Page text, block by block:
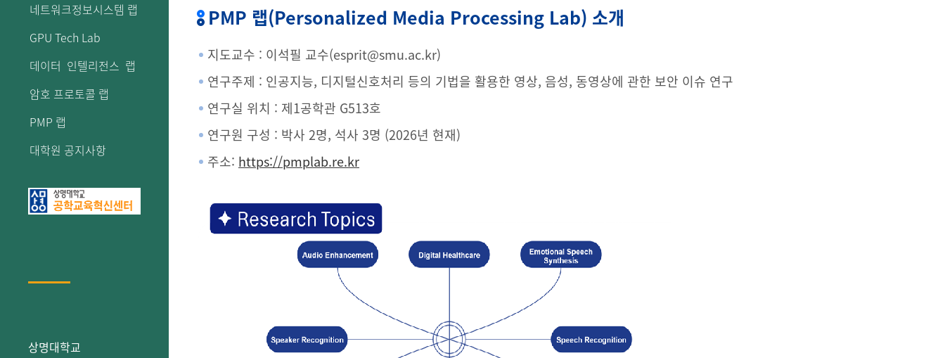
네트워크정보시스템 랩
GPU Tech Lab
데이터 인텔리전스 랩
암호 프로토콜 랩
PMP 랩
대학원 공지사항
상명대학교
PMP 랩(Personalized Media Processing Lab) 소개
지도교수 : 이석필 교수(esprit@smu.ac.kr)
연구주제 : 인공지능, 디지털신호처리 등의 기법을 활용한 영상, 음성, 동영상에 관한 보안 이슈 연구
연구실 위치 : 제1공학관 G513호
연구원 구성 : 박사 2명, 석사 3명 (2026년 현재)
주소: https://pmplab.re.kr